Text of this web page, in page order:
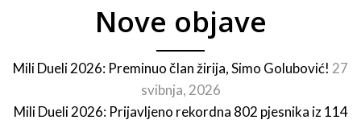
Nove objave
Mili Dueli 2026: Preminuo član žirija, Simo Golubović! 27
svibnja, 2026
Mili Dueli 2026: Prijavljeno rekordna 802 pjesnika iz 114